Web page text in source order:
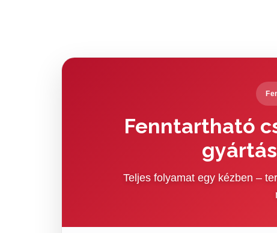
Fenntartható
Teljes folyamat egy kézben –